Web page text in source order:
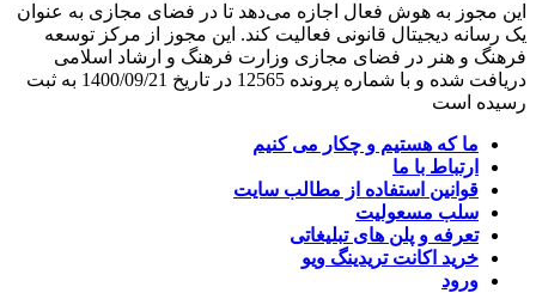
این مجوز به هوش فعال اجازه می‌دهد تا در فضای مجازی به عنوان
یک رسانه دیجیتال قانونی فعالیت کند. این مجوز از مرکز توسعه
فرهنگ و هنر در فضای مجازی وزارت فرهنگ و ارشاد اسلامی
دریافت شده و با شماره پرونده 12565 در تاریخ 1400/09/21 به ثبت
رسیده است
ما که هستیم و چکار می کنیم
ارتباط با ما
قوانین استفاده از مطالب سایت
سلب مسعولیت
تعرفه و پلن های تبلیغاتی
خرید اکانت تریدینگ ویو
ورود